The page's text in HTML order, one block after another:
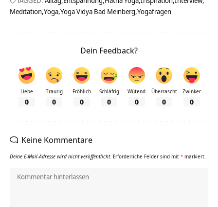
Meditation Yoga Yoga Vidya Bad Meinberg Yogafragen
Dein Feedback?
Liebe
0
Traurig
0
Fröhlich
0
Schläfrig
0
Wütend
0
Überrascht
0
Zwinker
0
Keine Kommentare
Deine E-Mail-Adresse wird nicht veröffentlicht. Erforderliche Felder sind mit * markiert.